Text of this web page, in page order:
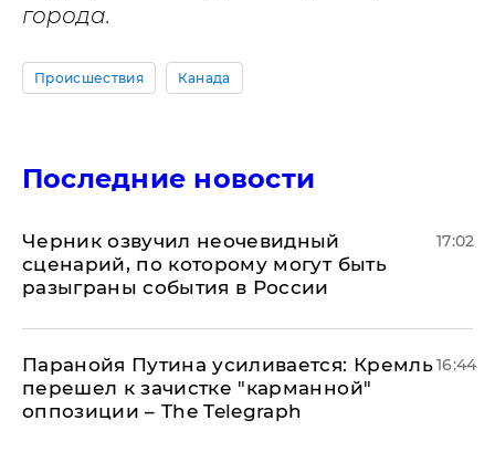
города.
Происшествия Канада
Последние новости
Черник озвучил неочевидный
сценарий, по которому могут быть
разыграны события в России
17:02
Паранойя Путина усиливается: Кремль
перешел к зачистке "карманной"
оппозиции – The Telegraph
16:44